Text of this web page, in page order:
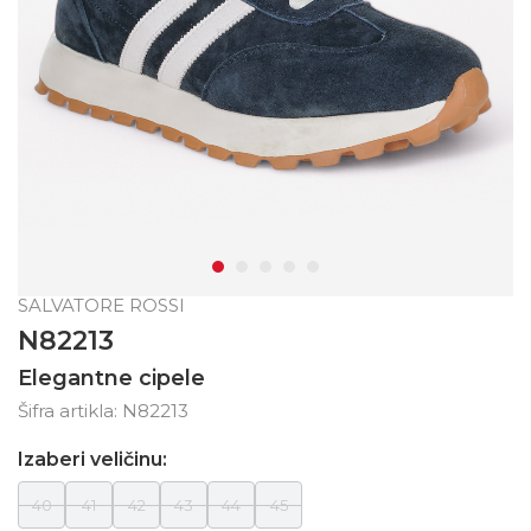
SALVATORE ROSSI
N82213
Elegantne cipele
Šifra artikla: N82213
Izaberi veličinu:
40 41 42 43 44 45